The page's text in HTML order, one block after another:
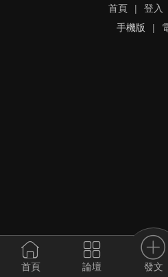
首頁 | 登入
手機版
|
首頁 論壇 發文